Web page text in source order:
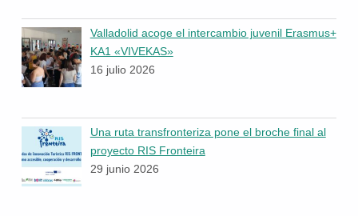
Valladolid acoge el intercambio juvenil Erasmus+
KA1 «VIVEKAS»
16 julio 2026
Una ruta transfronteriza pone el broche final al
proyecto RIS Fronteira
29 junio 2026